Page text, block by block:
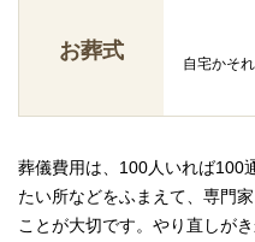
お葬式
自宅かそ
葬儀費用は、100人いれば100
たい所などをふまえて、専門
ことが大切です。やり直しが